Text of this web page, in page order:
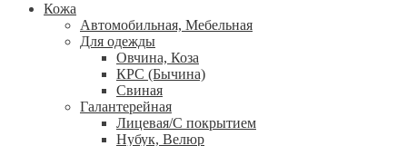
Кожа
Автомобильная, Мебельная
Для одежды
Овчина, Коза
КРС (Бычина)
Свиная
Галантерейная
Лицевая/С покрытием
Нубук, Велюр